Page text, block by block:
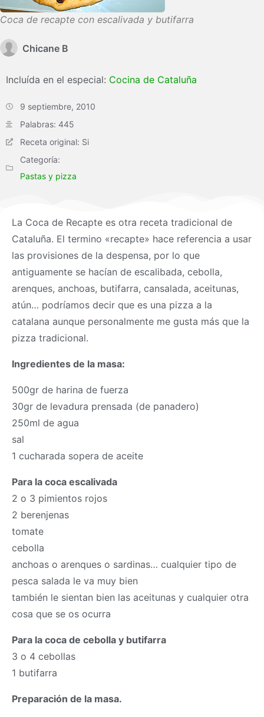
Coca de recapte con escalivada y butifarra
Chicane B
Incluída en el especial: Cocina de Cataluña
9 septiembre, 2010
Palabras: 445
Receta original: Si
Categoría:
Pastas y pizza
La Coca de Recapte es otra receta tradicional de
Cataluña. El termino «recapte» hace referencia a usar
las provisiones de la despensa, por lo que
antiguamente se hacían de escalibada, cebolla,
arenques, anchoas, butifarra, cansalada, aceitunas,
atún… podríamos decir que es una pizza a la
catalana aunque personalmente me gusta más que la
pizza tradicional.
Ingredientes de la masa:
500gr de harina de fuerza
30gr de levadura prensada (de panadero)
250ml de agua
sal
1 cucharada sopera de aceite
Para la coca escalivada
2 o 3 pimientos rojos
2 berenjenas
tomate
cebolla
anchoas o arenques o sardinas… cualquier tipo de
pesca salada le va muy bien
también le sientan bien las aceitunas y cualquier otra
cosa que se os ocurra
Para la coca de cebolla y butifarra
3 o 4 cebollas
1 butifarra
Preparación de la masa.